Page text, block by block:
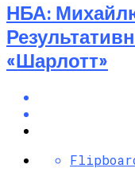
НБА:
«Шарлотт»